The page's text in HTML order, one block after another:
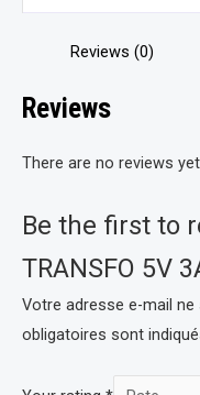
Reviews (0)
Reviews
There are no reviews
Be the first to
TRANSFO 5V
Votre adresse e-mail ne
obligatoires sont